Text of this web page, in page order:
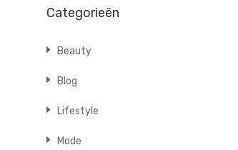
Categorieën
Beauty
Blog
Lifestyle
Mode